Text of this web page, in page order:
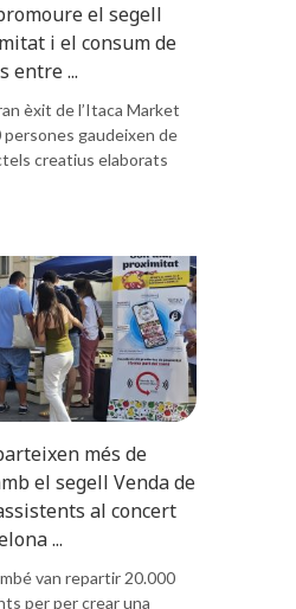
el segell
i el consum de
entre ...
èxit de l’Itaca Market
persones gaudeixen de
creatius elaborats
més de
el segell Venda de
al concert
...
van repartir 20.000
per per crear una